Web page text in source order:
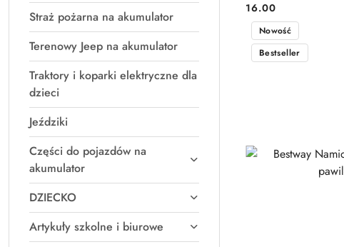
Straż pożarna na akumulator
Terenowy Jeep na akumulator
Traktory i koparki elektryczne dla
dzieci
Jeździki
Części do pojazdów na
akumulator
DZIECKO
Artykuły szkolne i biurowe
Cena:
16.00
Nowość
Bestseller